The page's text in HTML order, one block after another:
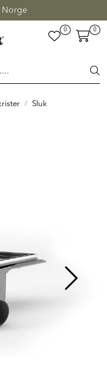
Norge
0 0
Sluk